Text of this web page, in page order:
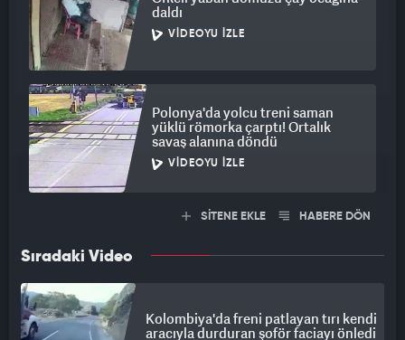
daldı
VIDEOYU İZLE
Polonya'da yolcu treni saman
yüklü römorka çarptı! Ortalık
savaş alanına döndü
VIDEOYU İZLE
SİTENE EKLE HABERE DÖN
Sıradaki Video
Kolombiya'da freni patlayan tırı kendi
aracıyla durduran şoför faciayı önledi